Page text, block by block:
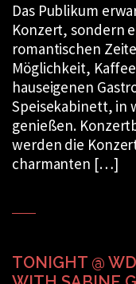
Das Publikum
Konzert, sondern
romantischen
Möglichkeit,
hauseigenen
Speisekabinett, in
genießen.
werden die
charmanten […]
TONIGHT @